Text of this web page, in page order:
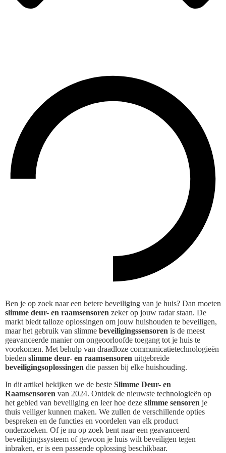
Ben je op zoek naar een betere beveiliging van je huis? Dan moeten
slimme deur- en raamsensoren zeker op jouw radar staan. De
markt biedt talloze oplossingen om jouw huishouden te beveiligen,
maar het gebruik van slimme beveiligingssensoren is de meest
geavanceerde manier om ongeoorloofde toegang tot je huis te
voorkomen. Met behulp van draadloze communicatietechnologieën
bieden slimme deur- en raamsensoren uitgebreide
beveiligingsoplossingen die passen bij elke huishouding.
In dit artikel bekijken we de beste Slimme Deur- en
Raamsensoren van 2024. Ontdek de nieuwste technologieën op
het gebied van beveiliging en leer hoe deze slimme sensoren je
thuis veiliger kunnen maken. We zullen de verschillende opties
bespreken en de functies en voordelen van elk product
onderzoeken. Of je nu op zoek bent naar een geavanceerd
beveiligingssysteem of gewoon je huis wilt beveiligen tegen
inbraken, er is een passende oplossing beschikbaar.